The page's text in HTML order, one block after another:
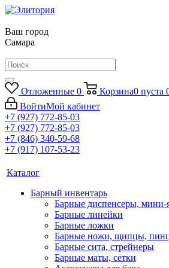
Ваш город
Самара
Отложенные 0 Корзина0 пуста
ВойтиМой кабинет
+7 (927) 772-85-03
+7 (927) 772-85-03
+7 (846) 340-59-68
+7 (917) 107-53-23
Каталог
Барный инвентарь
Барные диспенсеры,
Барные линейки
Барные ложки
Барные ножи, щипцы,
Барные сита, стрейнеры
Барные маты, сетки